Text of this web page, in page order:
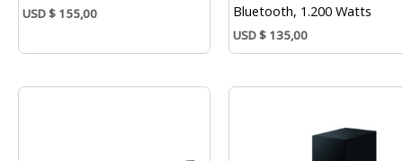
USD$ 155,00
Bluetooth, 1.200 Watts
USD$ 135,00